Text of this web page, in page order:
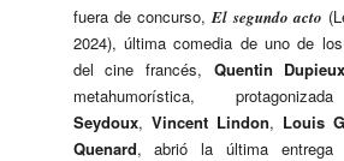
fuera de concurso,El segundo acto
2024), última comedia de uno de
del cine francés, Quentin Dupieux
metahumorística,
Seydoux, Vincent Lindon, Louis
Quenard, abrió la última entrega